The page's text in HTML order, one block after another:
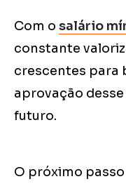
Com o salário
constante
crescentes para
aprovação
futuro.
O próximo